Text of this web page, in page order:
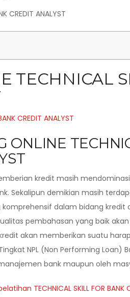
CREDIT ANALYST
TECHNICAL
ONLINE
kredit masih
Sekalipun demikian masih
dalam bidang kredit
pembahasan yang baik
akan memberikan suatu
NPL (Non Performing Loan)
bank maupun oleh
TECHNICAL SKILL FOR BANK